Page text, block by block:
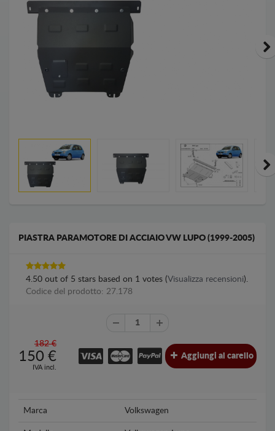
PIASTRA PARAMOTORE DI ACCIAIO VW LUPO (1999-2005)
4.50 out of 5 stars based on 1 votes (Visualizza recensioni).
Codice del prodotto: 27.178
182 €
150 €
IVA incl.
Aggiungi al carello
Marca Volkswagen